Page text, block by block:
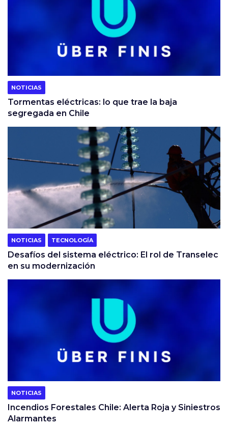
NOTICIAS
Tormentas eléctricas: lo que trae la baja
segregada en Chile
NOTICIAS TECNOLOGÍA
Desafíos del sistema eléctrico: El rol de Transelec
en su modernización
NOTICIAS
Incendios Forestales Chile: Alerta Roja y Siniestros
Alarmantes